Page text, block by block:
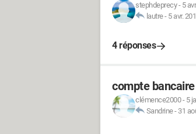
stephdeprecy- 5
lautre- 5 avr.
4 réponses
compte
clémence2000- 5
Sandrine- 31